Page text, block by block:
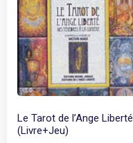
Le Tarot de l’Ange Liberté
(Livre+Jeu)